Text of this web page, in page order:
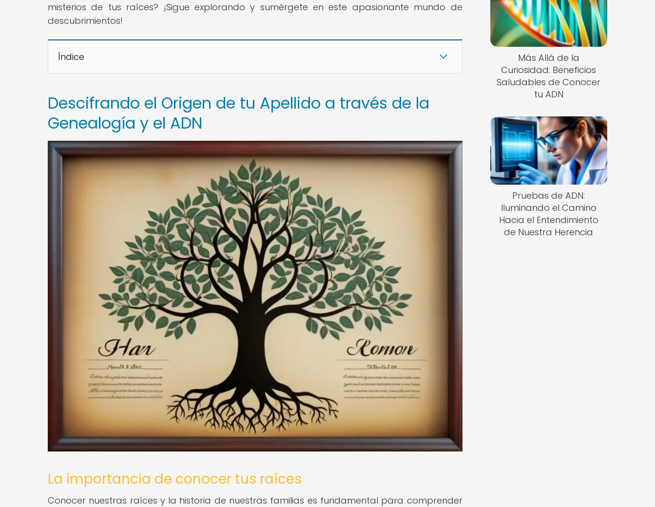
misterios de tus raíces? ¡Sigue explorando y sumérgete en este apasionante mundo de
descubrimientos!
Índice
Descifrando el Origen de tu Apellido a través de la
Genealogía y el ADN
La importancia de conocer tus raíces
Conocer nuestras raíces y la historia de nuestras familias es fundamental para comprender
Más Allá de la
Curiosidad: Beneficios
Saludables de Conocer
tu ADN
Pruebas de ADN:
Iluminando el Camino
Hacia el Entendimiento
de Nuestra Herencia